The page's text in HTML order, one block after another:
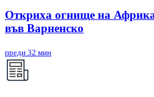
Откриха огнище на
във Варненско
преди 32 мин